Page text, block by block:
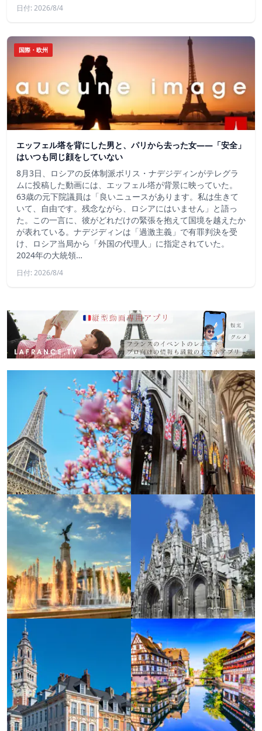
日付: 2026/8/4
国際・欧州
エッフェル塔を背にした男と、パリから去った女——「安全」
はいつも同じ顔をしていない
8月3日、ロシアの反体制派ボリス・ナデジディンがテレグラ
ムに投稿した動画には、エッフェル塔が背景に映っていた。
63歳の元下院議員は「良いニュースがあります。私は生きて
いて、自由です。残念ながら、ロシアにはいません」と語っ
た。この一言に、彼がどれだけの緊張を抱えて国境を越えたか
が表れている。ナデジディンは「過激主義」で有罪判決を受
け、ロシア当局から「外国の代理人」に指定されていた。
2024年の大統領…
日付: 2026/8/4